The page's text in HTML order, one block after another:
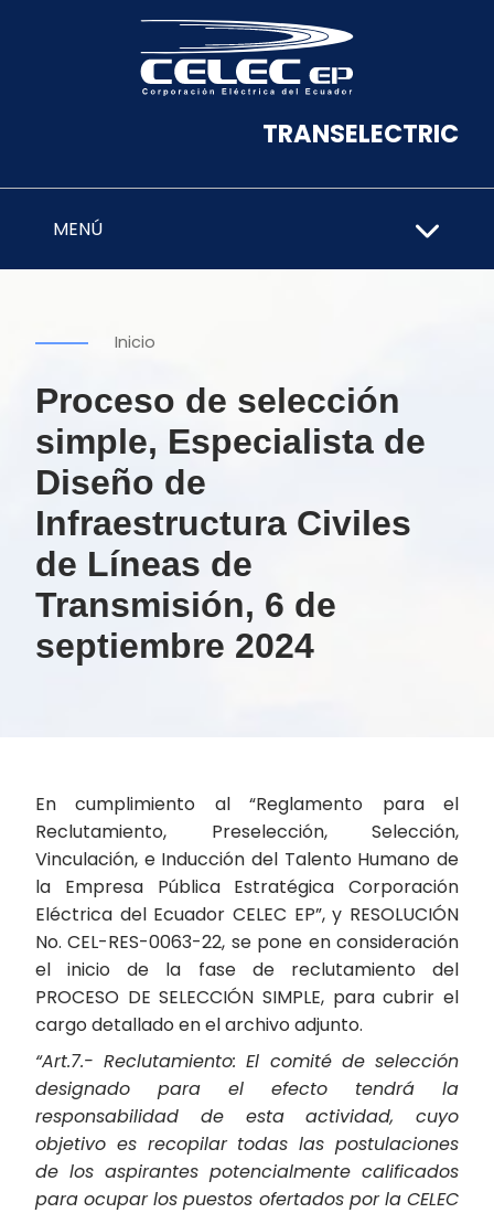
TRANSELECTRIC
MENÚ
Inicio
Proceso de selección
simple, Especialista de
Diseño de
Infraestructura Civiles
de Líneas de
Transmisión, 6 de
septiembre 2024
En cumplimiento al “Reglamento para el
Reclutamiento, Preselección, Selección,
Vinculación, e Inducción del Talento Humano de
la Empresa Pública Estratégica Corporación
Eléctrica del Ecuador CELEC EP”, y RESOLUCIÓN
No. CEL-RES-0063-22, se pone en consideración
el inicio de la fase de reclutamiento del
PROCESO DE SELECCIÓN SIMPLE, para cubrir el
cargo detallado en el archivo adjunto.
“Art.7.- Reclutamiento: El comité de selección
designado para el efecto tendrá la
responsabilidad de esta actividad, cuyo
objetivo es recopilar todas las postulaciones
de los aspirantes potencialmente calificados
para ocupar los puestos ofertados por la CELEC